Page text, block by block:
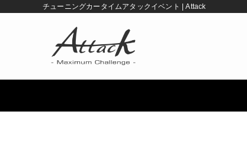
チューニングカータイムアタックイベント | Attack